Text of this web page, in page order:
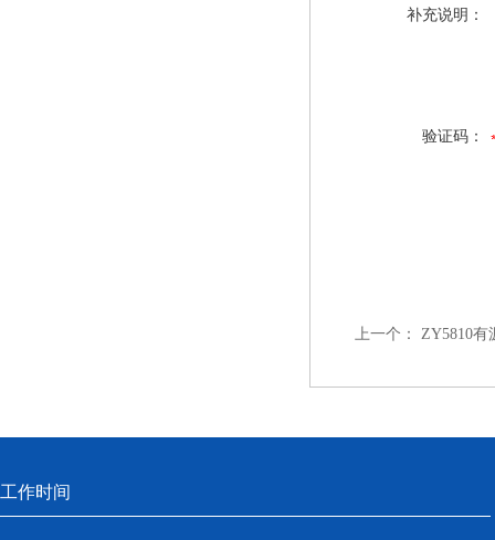
补充说明：
验证码：
上一个： ZY5810有
工作时间